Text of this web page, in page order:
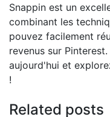
Snappin est un
combinant les
pouvez facilement
revenus sur
aujourd'hui et
!
Related posts